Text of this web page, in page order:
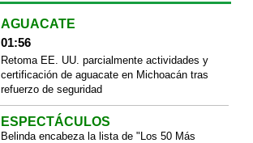
AGUACATE
01:56
Retoma EE. UU. parcialmente actividades y
certificación de aguacate en Michoacán tras
refuerzo de seguridad
ESPECTÁCULOS
Belinda encabeza la lista de "Los 50 Más